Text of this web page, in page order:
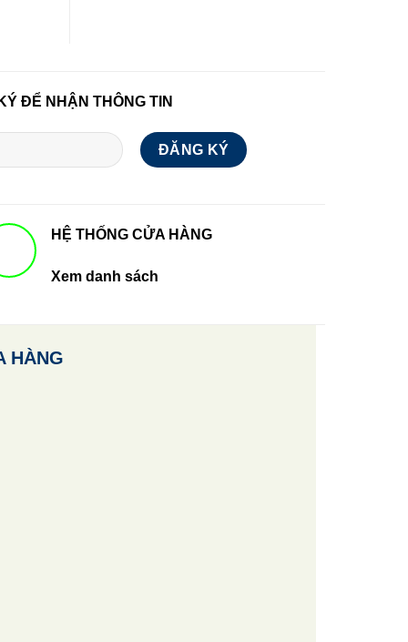
ĐỂ NHẬN THÔNG TIN
HỆ THỐNG CỬA HÀNG
Xem danh sách
HÀNG